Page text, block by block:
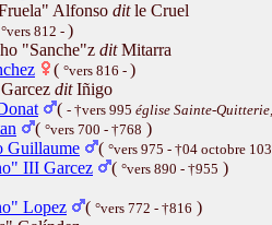
Alfonso ditle Cruel
°vers 812 - )
"Sanche"z ditMitarra
( °vers 816 - )
ditIñigo
( - †vers 995 église Sainte-
( °vers 700 - †768 )
Guillaume
( °vers 975 - †04 octobre
III Garcez
( °vers 890 - †955 )
Lopez
( °vers 772 - †816 )